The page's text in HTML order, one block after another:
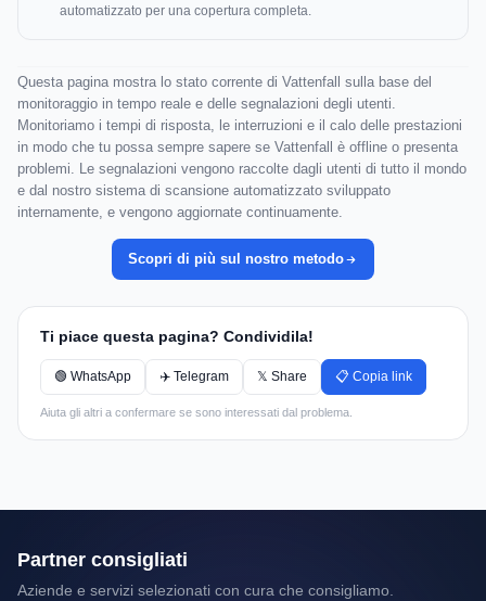
automatizzato per una copertura completa.
Questa pagina mostra lo stato corrente di Vattenfall sulla base del
monitoraggio in tempo reale e delle segnalazioni degli utenti.
Monitoriamo i tempi di risposta, le interruzioni e il calo delle prestazioni
in modo che tu possa sempre sapere se Vattenfall è offline o presenta
problemi. Le segnalazioni vengono raccolte dagli utenti di tutto il mondo
e dal nostro sistema di scansione automatizzato sviluppato
internamente, e vengono aggiornate continuamente.
Scopri di più sul nostro metodo
Ti piace questa pagina? Condividila!
🟢 WhatsApp ✈️ Telegram 𝕏 Share 📋 Copia link
Aiuta gli altri a confermare se sono interessati dal problema.
Partner consigliati
Aziende e servizi selezionati con cura che consigliamo.